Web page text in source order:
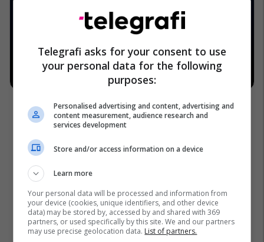
Telegrafi asks for your consent to use
your personal data for the following
purposes:
Personalised advertising and content, advertising and
content measurement, audience research and
services development
Store and/or access information on a device
Learn more
Your personal data will be processed and information from
your device (cookies, unique identifiers, and other device
data) may be stored by, accessed by and shared with 369
partners, or used specifically by this site. We and our partners
may use precise geolocation data. List of partners.